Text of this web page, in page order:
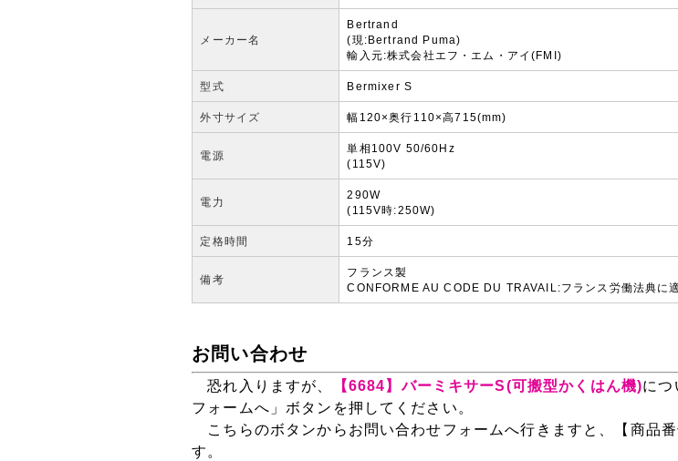
メーカー名
Bertrand
(現:Bertrand Puma)
輸入元:株式会社エフ・エム・アイ(FMI)
型式 Bermixer S
外寸サイズ 幅120×奥行110×高715(mm)
電源
単相100V 50/60Hz
(115V)
電力
290W
(115V時:250W)
定格時間 15分
備考
フランス製
CONFORME AU CODE DU TRAVAIL:フランス労働法典に
お問い合わせ
恐れ入りますが、 【6684】バーミキサーS(可搬型かくはん機)につ
フォームへ」ボタンを押してください。
こちらのボタンからお問い合わせフォームへ行きますと、【商品
す。